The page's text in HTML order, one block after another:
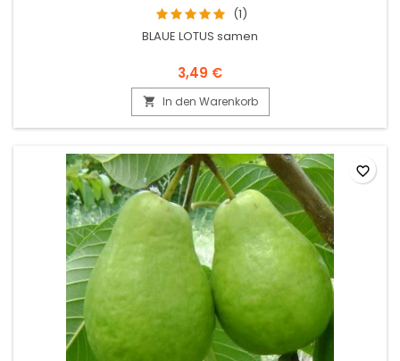
(1)
BLAUE LOTUS samen
3,49 €
 In den Warenkorb
favorite_border